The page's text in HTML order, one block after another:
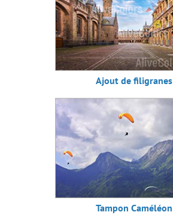
Ajout de filigranes
Tampon Caméléon